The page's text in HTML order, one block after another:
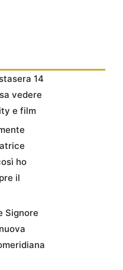
14
vedere
e film
ho
il
Signore